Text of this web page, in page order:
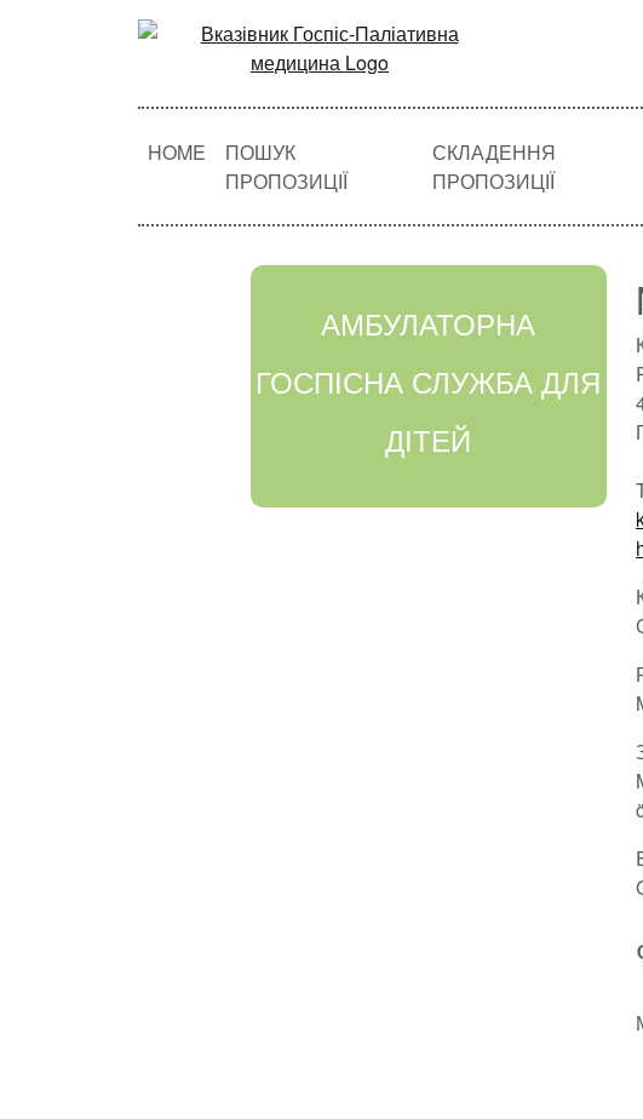
HOME
ПОШУК
ПРОПОЗИЦІЇ
СКЛАДЕННЯ
ПРОПОЗИЦІЇ
АМБУЛАТОРНА
ГОСПІСНА СЛУЖБА ДЛЯ
ДІТЕЙ